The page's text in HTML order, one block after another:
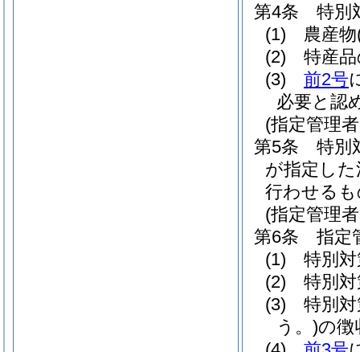
第4条
特別
(1)
農産物
(2)
特産
(3)
前2号
必要と認
(指定管理
第5条
特別
が指定し
行わせる
(指定管理
第6条
指定
(1)
特別
(2)
特別
(3)
特別
う。)の徴